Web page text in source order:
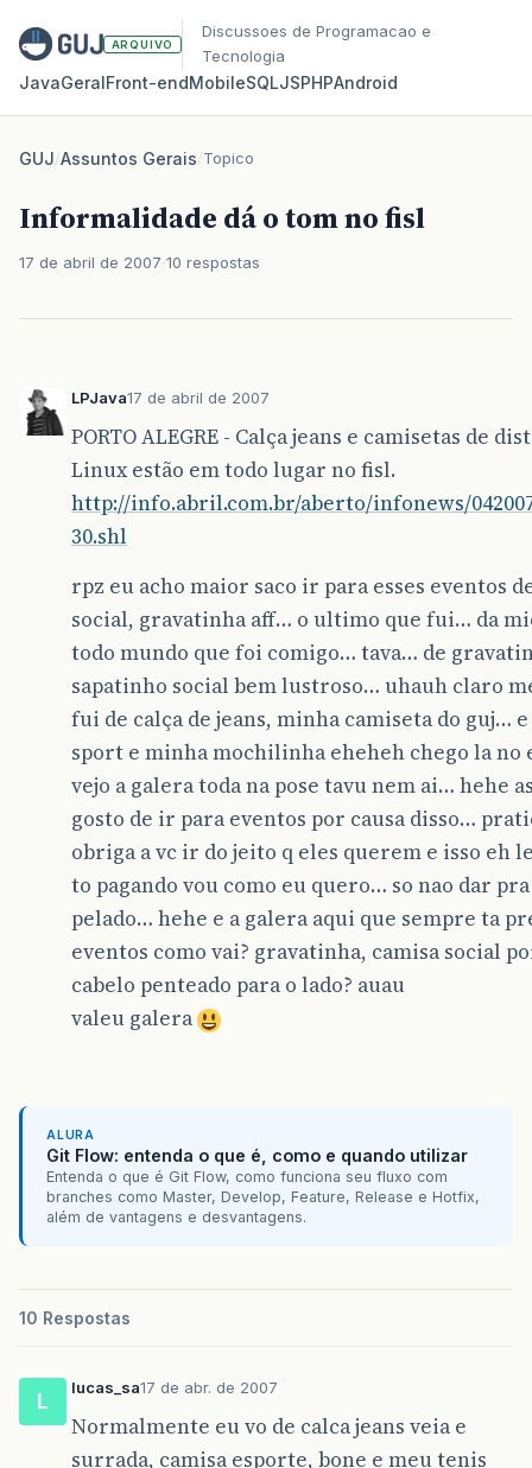
ARQUIVO
Discussoes de Programacao e
Tecnologia
JavaGeralFront‑endMobileSQLJSPHPAndroid
GUJ/Assuntos Gerais/Topico
Informalidade dá o tom no fisl
17 de abril de 2007 10 respostas
LPJava17 de abril de 2007
PORTO ALEGRE - Calça jeans e camisetas de
Linux estão em todo lugar no fisl.
http://info.abril.com.br/aberto/infonews/
30.shl
rpz eu acho maior saco ir para esses eventos
social, gravatinha aff… o ultimo que fui… da
todo mundo que foi comigo… tava… de
sapatinho social bem lustroso… uhauh claro
fui de calça de jeans, minha camiseta do guj…
sport e minha mochilinha eheheh chego la no
vejo a galera toda na pose tavu nem ai… hehe
gosto de ir para eventos por causa disso…
obriga a vc ir do jeito q eles querem e isso eh
to pagando vou como eu quero… so nao dar
pelado… hehe e a galera aqui que sempre ta
eventos como vai? gravatinha, camisa social
cabelo penteado para o lado? auau
valeu galera
ALURA
Git Flow: entenda o que é, como e quando utilizar
Entenda o que é Git Flow, como funciona seu fluxo com
branches como Master, Develop, Feature, Release e Hotfix,
além de vantagens e desvantagens.
10 Respostas
L
lucas_sa17 de abr. de 2007
Normalmente eu vo de calca jeans veia e
surrada, camisa esporte, bone e meu tenis